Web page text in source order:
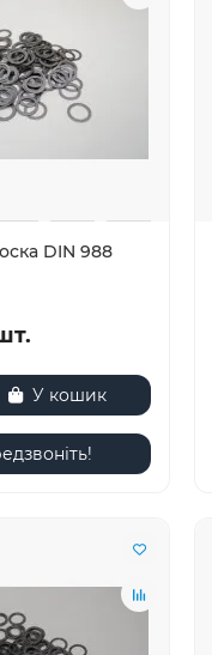
DIN 988
У кошик